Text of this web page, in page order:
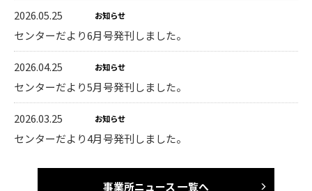
2026.05.25 お知らせ
センターだより6月号発刊しました。
2026.04.25 お知らせ
センターだより5月号発刊しました。
2026.03.25 お知らせ
センターだより4月号発刊しました。
事業所ニュース 一覧へ